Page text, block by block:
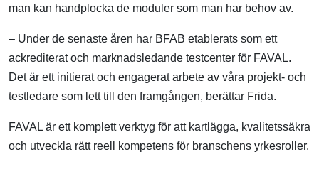
man kan handplocka de moduler som man har behov av.
– Under de senaste åren har BFAB etablerats som ett
ackrediterat och marknadsledande testcenter för FAVAL.
Det är ett initierat och engagerat arbete av våra projekt- och
testledare som lett till den framgången, berättar Frida.
FAVAL är ett komplett verktyg för att kartlägga, kvalitetssäkra
och utveckla rätt reell kompetens för branschens yrkesroller.